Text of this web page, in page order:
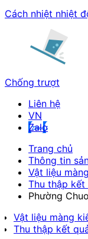
Cách nhiệt nhiệt
Chống trượt
Liên hệ
Zalo
Trang chủ
Thông tin
Vật liệu
Thu thập
Phường
Vật liệu màng
Thu thập kết